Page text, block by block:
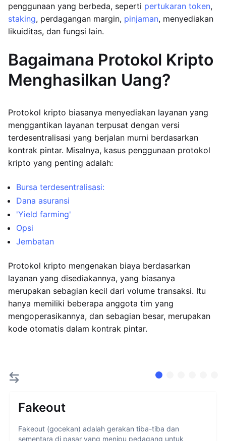
penggunaan yang berbeda, seperti pertukaran token,
staking, perdagangan margin, pinjaman, menyediakan
likuiditas, dan fungsi lain.
Bagaimana Protokol Kripto
Menghasilkan Uang?
Protokol kripto biasanya menyediakan layanan yang
menggantikan layanan terpusat dengan versi
terdesentralisasi yang berjalan murni berdasarkan
kontrak pintar. Misalnya, kasus penggunaan protokol
kripto yang penting adalah:
Bursa terdesentralisasi:
Dana asuransi
'Yield farming'
Opsi
Jembatan
Protokol kripto mengenakan biaya berdasarkan
layanan yang disediakannya, yang biasanya
merupakan sebagian kecil dari volume transaksi. Itu
hanya memiliki beberapa anggota tim yang
mengoperasikannya, dan sebagian besar, merupakan
kode otomatis dalam kontrak pintar.
Fakeout
Fakeout (gocekan) adalah gerakan tiba-tiba dan
sementara di pasar yang menipu pedagang untuk